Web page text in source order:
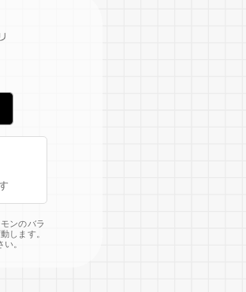
ンのバラ
します。
。